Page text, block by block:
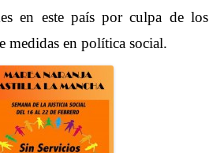
en este país por culpa de los
medidas en política social.